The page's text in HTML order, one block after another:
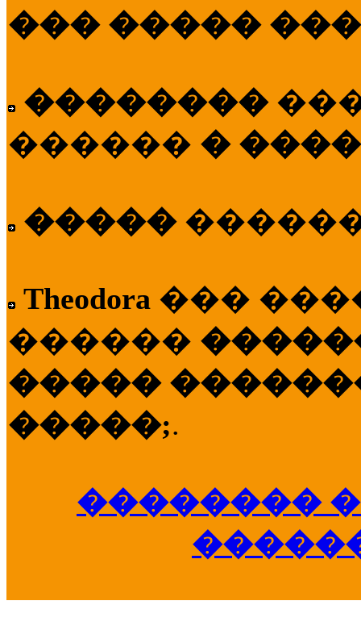
��� �����
��������
������ �
�����
Theodora ���
������
�����
�����;.
��������